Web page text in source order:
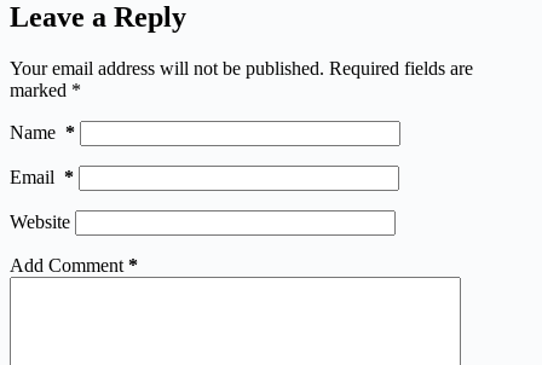
Leave a Reply
Your email address will not be published. Required fields are
marked *
Name *
Email *
Website
Add Comment *